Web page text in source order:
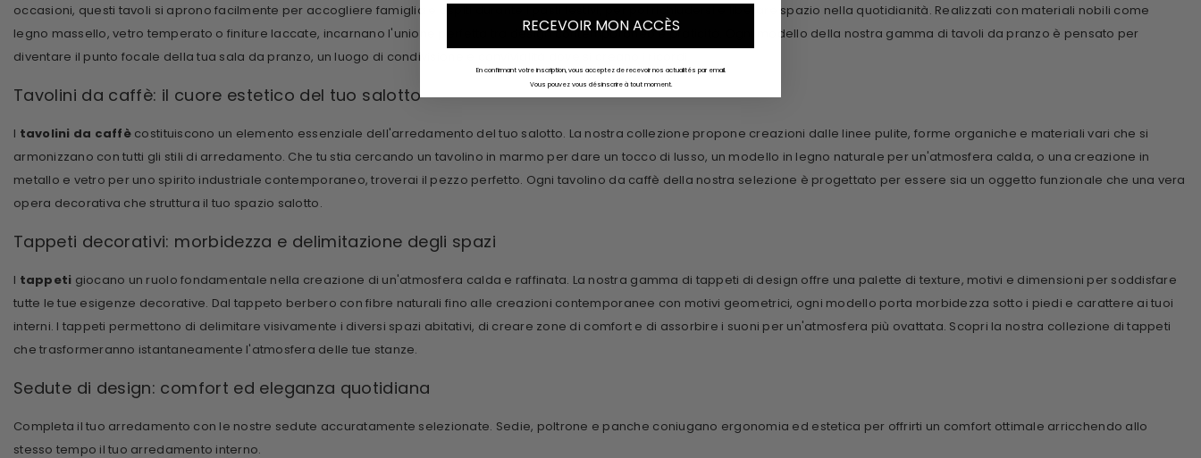
occasioni, questi tavoli si aprono facilmente per accogliere famiglia e ospiti durante i pasti festivi, per poi richiudersi e liberare spazio nella quotidianità. Realizzati con materiali nobili come
legno massello, vetro temperato o finiture laccate, incarnano l'unione perfetta tra design contemporaneo e praticità. Ogni modello della nostra gamma di tavoli da pranzo è pensato per
diventare il punto focale della tua sala da pranzo, un luogo di condivisione e convivialità dove si creano i ricordi.
Tavolini da caffè: il cuore estetico del tuo salotto
I tavolini da caffècostituiscono un elemento essenziale dell'arredamento del tuo salotto. La nostra collezione propone creazioni dalle linee pulite, forme organiche e materiali vari che si
armonizzano con tutti gli stili di arredamento. Che tu stia cercando un tavolino in marmo per dare un tocco di lusso, un modello in legno naturale per un'atmosfera calda, o una creazione in
metallo e vetro per uno spirito industriale contemporaneo, troverai il pezzo perfetto. Ogni tavolino da caffè della nostra selezione è progettato per essere sia un oggetto funzionale che una vera
opera decorativa che struttura il tuo spazio salotto.
Tappeti decorativi: morbidezza e delimitazione degli spazi
I tappeti giocano un ruolo fondamentale nella creazione di un'atmosfera calda e raffinata. La nostra gamma di tappeti di design offre una palette di texture, motivi e dimensioni per soddisfare
tutte le tue esigenze decorative. Dal tappeto berbero con fibre naturali fino alle creazioni contemporanee con motivi geometrici, ogni modello porta morbidezza sotto i piedi e carattere ai tuoi
interni. I tappeti permettono di delimitare visivamente i diversi spazi abitativi, di creare zone di comfort e di assorbire i suoni per un'atmosfera più ovattata. Scopri la nostra collezione ditappeti
che trasformeranno istantaneamente l'atmosfera delle tue stanze.
Sedute di design: comfort ed eleganza quotidiana
Completa il tuo arredamento con le nostre sedute accuratamente selezionate. Sedie, poltrone e panche coniugano ergonomia ed estetica per offrirti un comfort ottimale arricchendo allo
stesso tempo il tuo arredamento interno.
RECEVOIR MON ACCÈS
En confirmant votre inscription, vous acceptez de recevoir nos actualités par email.
Vous pouvez vous désinscrire à tout moment.